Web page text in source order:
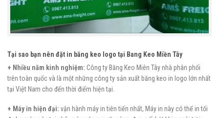
Tại sao bạn nên đặt in băng keo logo tại Bang Keo Miền Tây
+ Nhiều năm kinh nghiệm: Công ty Băng Keo Miên Tây nhà phân phối
trên toàn quốc và là một những công ty sản xuất băng keo in logo lớn nhất
tại Việt Nam cho đến thời điểm hiện tại.
+ Máy in hiện đại: vận hành máy in tiên tiến nhất, Máy in này có thể in tối